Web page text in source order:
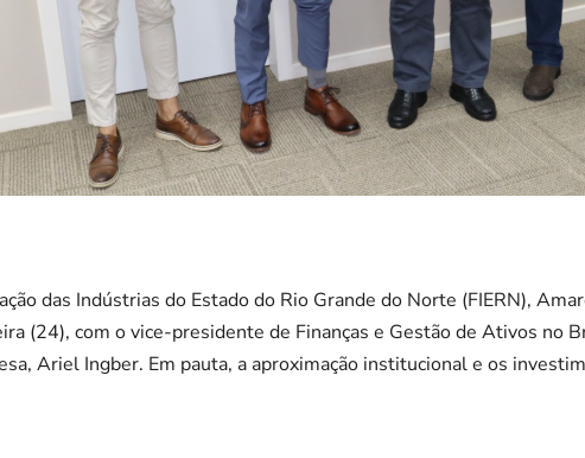
das Indústrias do Estado do Rio Grande do Norte (FIERN),
(24), com o vice-presidente de Finanças e Gestão de Ativos no
Ariel Ingber. Em pauta, a aproximação institucional e os